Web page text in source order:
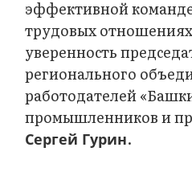
эффективной
трудовых
уверенность
регионального
работодателей
промышленников и
Сергей Гурин.